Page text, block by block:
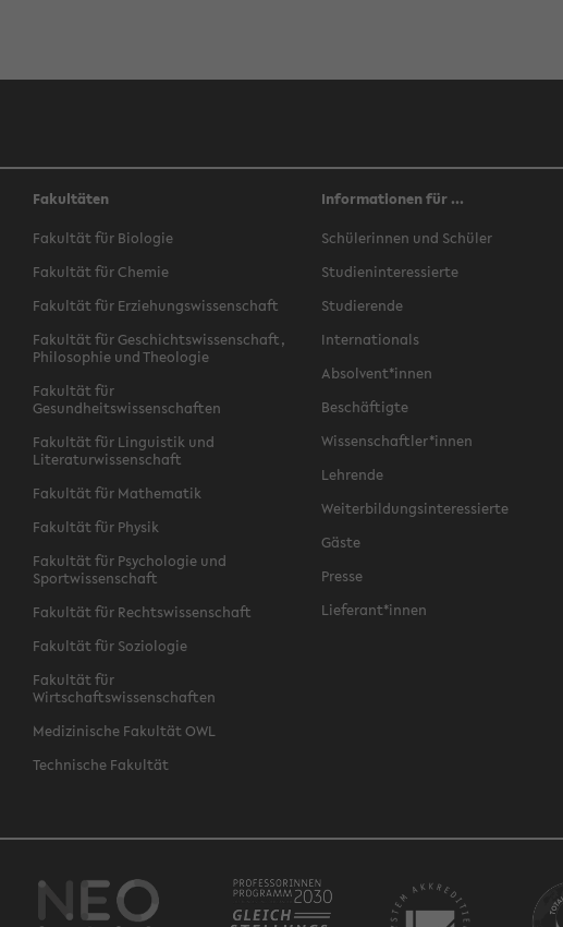
Fakultäten
Fakultät für Biologie
Fakultät für Chemie
Fakultät für Erziehungswissenschaft
Fakultät für Geschichtswissenschaft,
Philosophie und Theologie
Fakultät für
Gesundheitswissenschaften
Fakultät für Linguistik und
Literaturwissenschaft
Fakultät für Mathematik
Fakultät für Physik
Fakultät für Psychologie und
Sportwissenschaft
Fakultät für Rechtswissenschaft
Fakultät für Soziologie
Fakultät für
Wirtschaftswissenschaften
Medizinische Fakultät OWL
Technische Fakultät
Informationen für ...
Schülerinnen und Schüler
Studieninteressierte
Studierende
Internationals
Absolvent*innen
Beschäftigte
Wissenschaftler*innen
Lehrende
Weiterbildungsinteressierte
Gäste
Presse
Lieferant*innen